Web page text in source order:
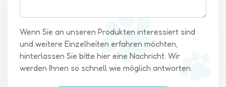
Wenn Sie an unseren Produkten interessiert sind
und weitere Einzelheiten erfahren möchten,
hinterlassen Sie bitte hier eine Nachricht. Wir
werden Ihnen so schnell wie möglich antworten.